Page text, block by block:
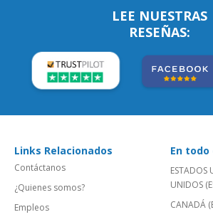
LEE NUESTRAS
RESEÑAS:
Links Relacionados
Contáctanos
¿Quienes somos?
Empleos
En todo
ESTADOS
UNIDOS
CANADÁ